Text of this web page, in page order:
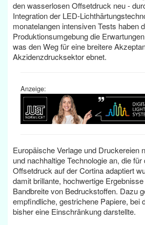
den wasserlosen Offsetdruck neu -
Integration der LED-
monatelangen intensiven Tests haben
Produktionsumgebung die
was den Weg für eine breitere
Akzidenzdrucksektor ebnet.
Anzeige:
Europäische Verlage und Druckereien
und nachhaltige Technologie an, die
Offsetdruck auf der Cortina adaptiert
damit brillante, hochwertige
Bandbreite von Bedruckstoffen. Dazu
empfindliche, gestrichene Papiere, bei
bisher eine Einschränkung darstellte.